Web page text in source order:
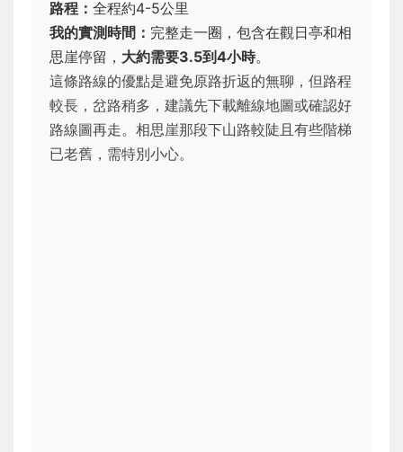
路程： 全程約4-5公里
我的實測時間： 完整走一圈，包含在觀日亭和相
思崖停留， 大約需要3.5到4小時。
這條路線的優點是避免原路折返的無聊，但路程
較長，岔路稍多，建議先下載離線地圖或確認好
路線圖再走。相思崖那段下山路較陡且有些階梯
已老舊，需特別小心。